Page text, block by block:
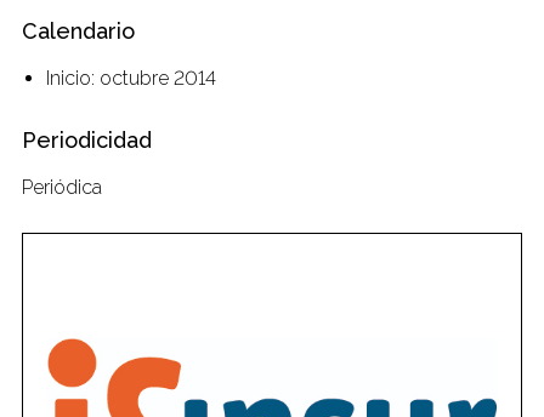
Calendario
Inicio: octubre 2014
Periodicidad
Periódica